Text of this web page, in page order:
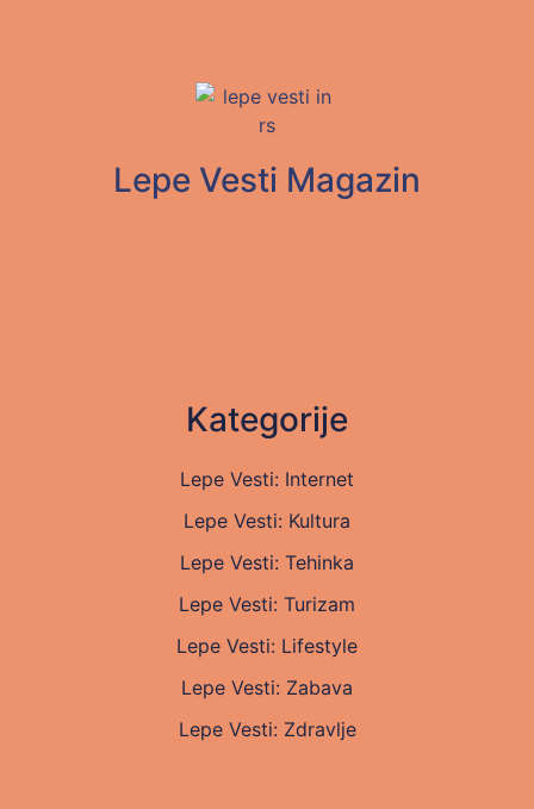
Lepe Vesti Magazin
Kategorije
Lepe Vesti: Internet
Lepe Vesti: Kultura
Lepe Vesti: Tehinka
Lepe Vesti: Turizam
Lepe Vesti: Lifestyle
Lepe Vesti: Zabava
Lepe Vesti: Zdravlje